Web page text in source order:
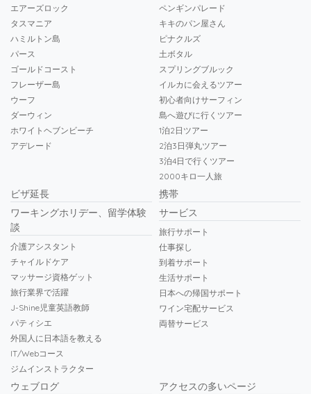
エアーズロック
タスマニア
ハミルトン島
パース
ゴールドコースト
フレーザー島
ウーフ
ダーウィン
ホワイトヘブンビーチ
アデレード
ペンギンパレード
キキのパン屋さん
ピナクルズ
土ボタル
スプリングブルック
イルカに会えるツアー
初心者向けサーフィン
島へ遊びに行くツアー
1泊2日ツアー
2泊3日弾丸ツアー
3泊4日で行くツアー
2000キロ一人旅
ビザ延長
ワーキングホリデー、留学体験
談
介護アシスタント
チャイルドケア
マッサージ資格ゲット
旅行業界で活躍
J-Shine児童英語教師
パティシエ
外国人に日本語を教える
IT/Webコース
ジムインストラクター
携帯
サービス
旅行サポート
仕事探し
到着サポート
生活サポート
日本への帰国サポート
ワイン宅配サービス
両替サービス
ウェブログ アクセスの多いページ